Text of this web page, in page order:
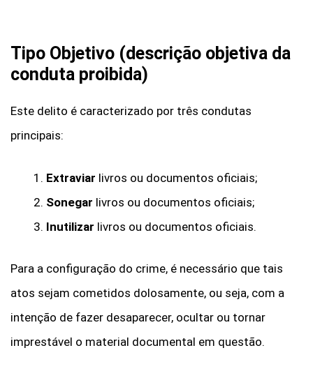
Tipo Objetivo (descrição objetiva da
conduta proibida)
Este delito é caracterizado por três condutas
principais:
Extraviar livros ou documentos oficiais;
Sonegar livros ou documentos oficiais;
Inutilizar livros ou documentos oficiais.
Para a configuração do crime, é necessário que tais
atos sejam cometidos dolosamente, ou seja, com a
intenção de fazer desaparecer, ocultar ou tornar
imprestável o material documental em questão.